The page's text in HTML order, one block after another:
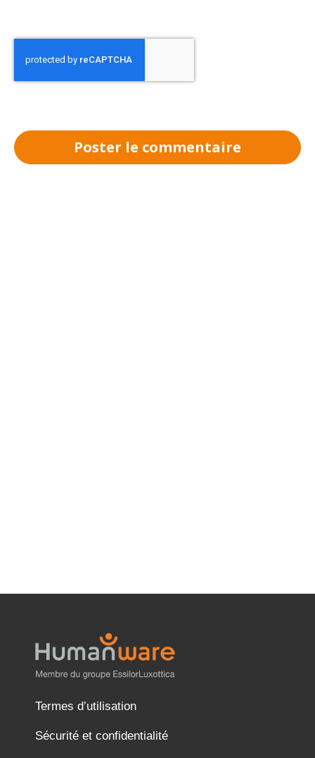
Poster le commentaire
Termes d’utilisation
Sécurité et confidentialité